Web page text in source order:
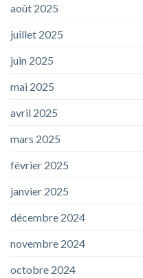
août 2025
juillet 2025
juin 2025
mai 2025
avril 2025
mars 2025
février 2025
janvier 2025
décembre 2024
novembre 2024
octobre 2024